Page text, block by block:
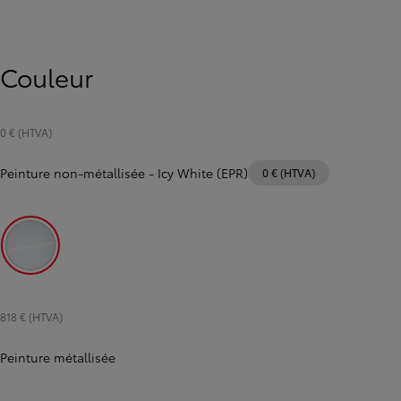
Couleur
0 € (HTVA)
Peinture non-métallisée - Icy White (EPR) 0 € (HTVA)
Icy White (EPR)
818 € (HTVA)
Peinture métallisée